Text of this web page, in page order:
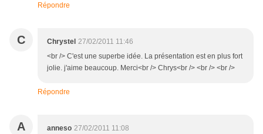
Répondre
C Chrystel 27/02/2011 11:46
<br /> C'est une superbe idée. La présentation est en plus fort
jolie. j'aime beaucoup. Merci<br /> Chrys<br /> <br /> <br />
Répondre
A anneso 27/02/2011 11:08